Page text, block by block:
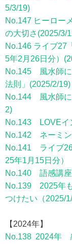
5/3/19)
No.147 ヒーロー
の大切さ(2025/3/
No.146 ライブ27
5年2月26日分）
No.145 風水師に
法則」(2025/2/19)
No.144 風水師に
2)
No.143 LOVEイ
No.142 ネーミ
No.141 ライブ
25年1月15日分）
No.140 語感講座
No.139 2025年
つけたい（2025/1/
【2024年】
No.138 2024年